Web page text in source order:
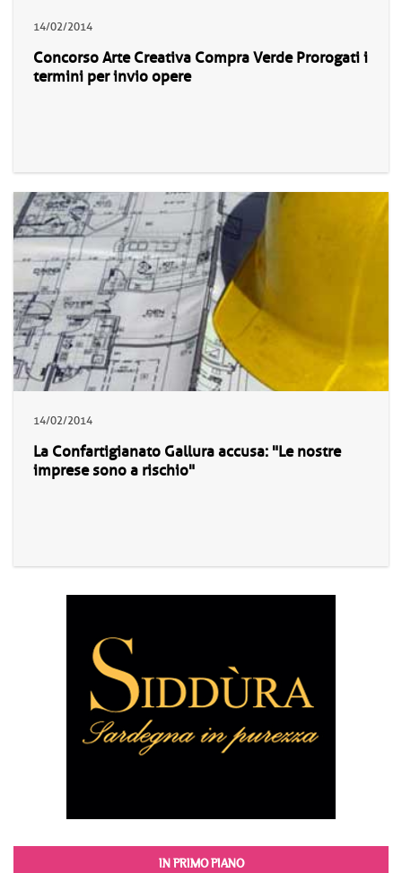
14/02/2014
Concorso Arte Creativa Compra Verde Prorogati i
termini per invio opere
14/02/2014
La Confartigianato Gallura accusa: "Le nostre
imprese sono a rischio"
IN PRIMO PIANO